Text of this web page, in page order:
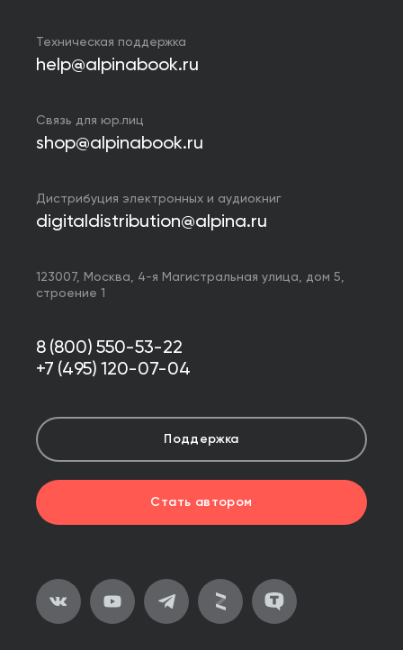
Техническая поддержка
help@alpinabook.ru
Связь для юр.лиц
shop@alpinabook.ru
Дистрибуция электронных и аудиокниг
digitaldistribution@alpina.ru
123007, Москва, 4-я Магистральная улица, дом 5,
строение 1
8 (800) 550-53-22
+7 (495) 120-07-04
Поддержка
Стать автором